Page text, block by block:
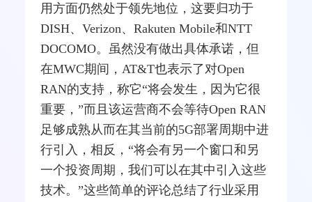
用方面仍然处于领先地位，这要归功于
DISH、Verizon、Rakuten Mobile和NTT
DOCOMO。虽然没有做出具体承诺，但
在MWC期间，AT&T也表示了对Open
RAN的支持，称它“将会发生，因为它很
重要，”而且该运营商不会等待Open RAN
足够成熟从而在其当前的5G部署周期中进
行引入，相反，“将会有另一个窗口和另
一个投资周期，我们可以在其中引入这些
技术。”这些简单的评论总结了行业采用